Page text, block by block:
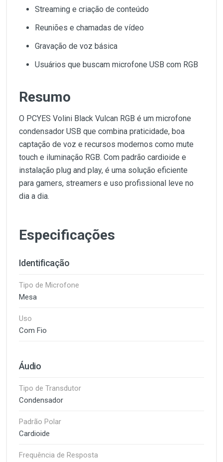
Streaming e criação de conteúdo
Reuniões e chamadas de vídeo
Gravação de voz básica
Usuários que buscam microfone USB com RGB
Resumo
O PCYES Volini Black Vulcan RGB é um microfone
condensador USB que combina praticidade, boa
captação de voz e recursos modernos como mute
touch e iluminação RGB. Com padrão cardioide e
instalação plug and play, é uma solução eficiente
para gamers, streamers e uso profissional leve no
dia a dia.
Especificações
Identificação
Tipo de Microfone
Mesa
Uso
Com Fio
Áudio
Tipo de Transdutor
Condensador
Padrão Polar
Cardioide
Frequência de Resposta